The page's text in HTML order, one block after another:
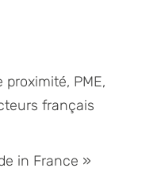
PME,
français
in France »